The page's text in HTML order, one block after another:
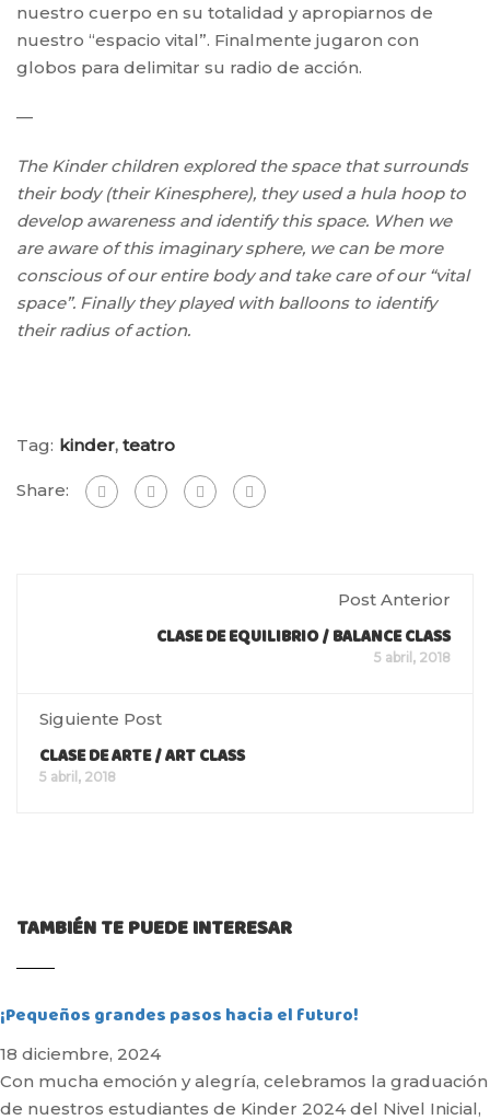
nuestro cuerpo en su totalidad y apropiarnos de
nuestro “espacio vital”. Finalmente jugaron con
globos para delimitar su radio de acción.
—
The Kinder children explored the space that surrounds
their body (their Kinesphere), they used a hula hoop to
develop awareness and identify this space. When we
are aware of this imaginary sphere, we can be more
conscious of our entire body and take care of our “vital
space”. Finally they played with balloons to identify
their radius of action.
Tag: kinder, teatro
Share:
Post Anterior
CLASE DE EQUILIBRIO / BALANCE CLASS
5 abril, 2018
Siguiente Post
CLASE DE ARTE / ART CLASS
5 abril, 2018
TAMBIÉN TE PUEDE INTERESAR
¡Pequeños grandes pasos hacia el futuro!
18 diciembre, 2024
Con mucha emoción y alegría, celebramos la graduación
de nuestros estudiantes de Kinder 2024 del Nivel Inicial,